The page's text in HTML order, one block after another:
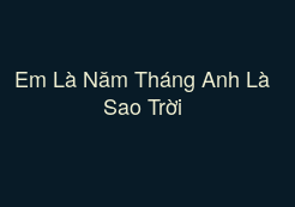
Em Là Năm Tháng Anh Là
Sao Trời